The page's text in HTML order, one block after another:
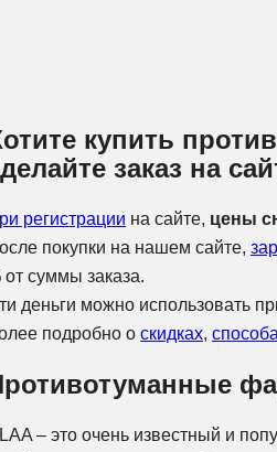
купить
заказ на
регистрации на сайте, цены
покупки на нашем сайте,
от суммы заказа.
деньги можно использовать
подробно о скидках,
– это очень известный и